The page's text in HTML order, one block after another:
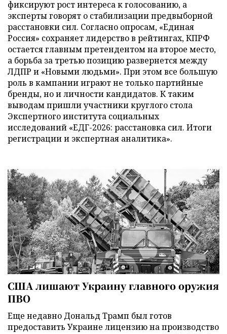
фиксируют рост интереса к голосованию, а
эксперты говорят о стабилизации предвыборной
расстановки сил. Согласно опросам, «Единая
Россия» сохраняет лидерство в рейтингах, КПРФ
остается главным претендентом на второе место,
а борьба за третью позицию развернется между
ЛДПР и «Новыми людьми». При этом все большую
роль в кампании играют не только партийные
бренды, но и личности кандидатов. К таким
выводам пришли участники круглого стола
Экспертного института социальных
исследований «ЕДГ-2026: расстановка сил. Итоги
регистрации и экспертная аналитика».
США лишают Украину главного оружия
ПВО
Еще недавно Дональд Трамп был готов
предоставить Украине лицензию на производство